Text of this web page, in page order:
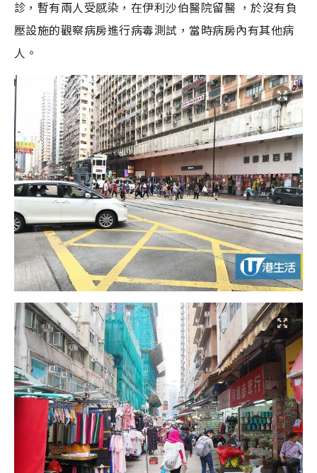
診，暫有兩人受感染，在伊利沙伯醫院留醫 ，於沒有負
壓設施的觀察病房進行病毒測試，當時病房內有其他病
人。